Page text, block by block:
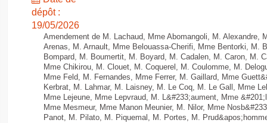
dépôt :
19/05/2026
Amendement de M. Lachaud, Mme Abomangoli, M. Alexandre,
Arenas, M. Arnault, Mme Belouassa-Cherifi, Mme Bentorki, M.
Bompard, M. Boumertit, M. Boyard, M. Cadalen, M. Caron, M.
Mme Chikirou, M. Clouet, M. Coquerel, M. Coulomme, M.
Mme Feld, M. Fernandes, Mme Ferrer, M. Gaillard, Mme
Kerbrat, M. Lahmar, M. Laisney, M. Le Coq, M. Le Gall, Mme
Mme Lejeune, Mme Lepvraud, M. L&#233;aument, Mme
Mme Mesmeur, Mme Manon Meunier, M. Nilor, Mme
Panot, M. Pilato, M. Piquemal, M. Portes, M.